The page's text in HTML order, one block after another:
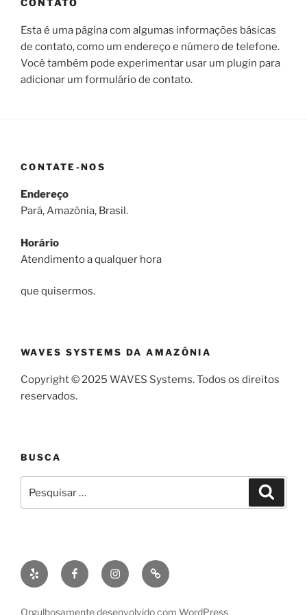
CONTATO
Esta é uma página com algumas informações básicas
de contato, como um endereço e número de telefone.
Você também pode experimentar usar um plugin para
adicionar um formulário de contato.
CONTATE-NOS
Endereço
Pará, Amazônia, Brasil.
Horário
Atendimento a qualquer hora
que quisermos.
WAVES SYSTEMS DA AMAZÔNIA
Copyright © 2025 WAVES Systems. Todos os direitos
reservados.
BUSCA
por:
Threads FacebookInstagram
E-
mail
Orgulhosamente desenvolvido com WordPress